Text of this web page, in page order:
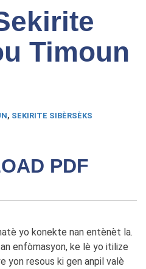
Timoun
, SEKIRITE SIBÈRSÈKS
PDF
yo konekte nan entènèt la.
enfòmasyon, ke lè yo itilize
yon resous ki gen anpil valè